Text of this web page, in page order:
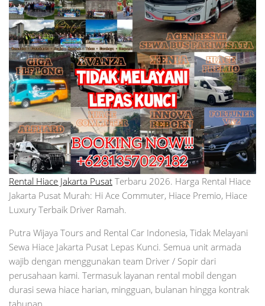
Rental Hiace Jakarta Pusat Terbaru 2026. Harga Rental Hiace
Jakarta Pusat Murah: Hi Ace Commuter, Hiace Premio, Hiace
Luxury Terbaik Driver Ramah.
Putra Wijaya Tours and Rental Car Indonesia, Tidak Melayani
Sewa Hiace Jakarta Pusat Lepas Kunci. Semua unit armada
wajib dengan menggunakan team Driver / Sopir dari
perusahaan kami. Termasuk layanan rental mobil dengan
durasi sewa hiace harian, mingguan, bulanan hingga kontrak
tahunan.